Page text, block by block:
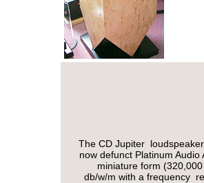
The CD Jupiter
now defunct Platinum
miniature form
db/w/m with a frequency